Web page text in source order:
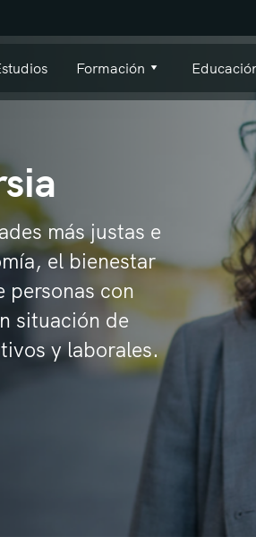
Formación
más justas e
el bienestar
personas con
situación de
y laborales.